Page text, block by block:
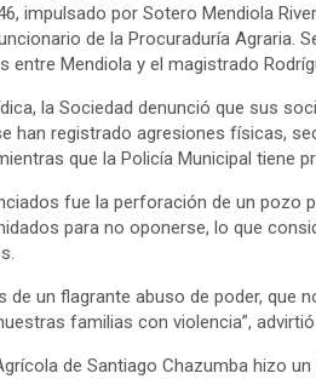
impulsado por Sotero Mendiola
de la Procuraduría Agraria.
entre Mendiola y el magistrado
la Sociedad denunció que sus
han registrado agresiones físicas,
que la Policía Municipal tiene
fue la perforación de un pozo
para no oponerse, lo que
de un flagrante abuso de poder,
familias con violencia”,
de Santiago Chazumba hizo